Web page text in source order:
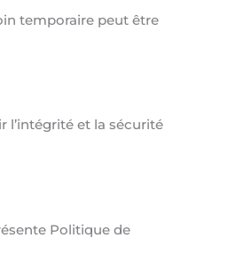
temporaire peut être
l’intégrité et la sécurité
Politique de